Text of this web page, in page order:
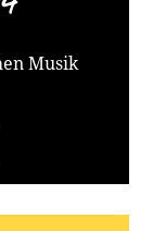
Musik